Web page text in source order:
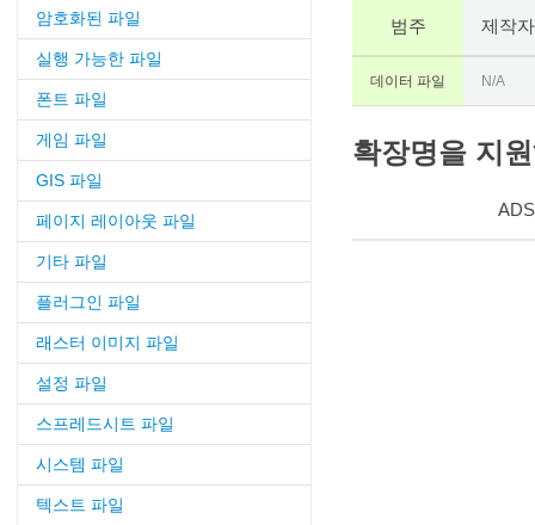
암호화된 파일
실행 가능한 파일
폰트 파일
게임 파일
GIS 파일
페이지 레이아웃 파일
기타 파일
플러그인 파일
래스터 이미지 파일
설정 파일
스프레드시트 파일
시스템 파일
텍스트 파일
범주 제작
데이터 파일 N/A
확장명을 지
ADS